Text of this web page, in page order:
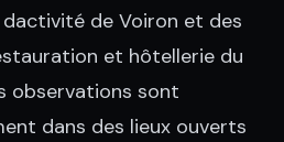
de Voiron et des
et hôtellerie du
observations sont
dans des lieux ouverts